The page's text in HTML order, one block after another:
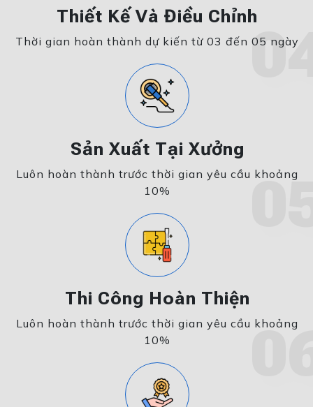
Thiết Kế Và Điều Chỉnh
Thời gian hoàn thành dự kiến từ 03 đến 05 ngày
Sản Xuất Tại Xưởng
Luôn hoàn thành trước thời gian yêu cầu khoảng
10%
Thi Công Hoàn Thiện
Luôn hoàn thành trước thời gian yêu cầu khoảng
10%